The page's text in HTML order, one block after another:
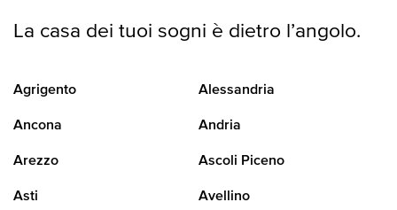
La casa dei tuoi sogni è dietro l’angolo.
Agrigento Alessandria
Ancona Andria
Arezzo Ascoli Piceno
Asti Avellino